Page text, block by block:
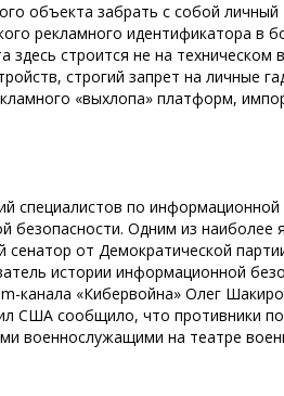
объекта забрать с собой
рекламного идентификатора в
строится не на техническом
строгий запрет на личные
«выхлопа» платформ,
специалистов по информационной
безопасности. Одним из наиболее
сенатор от Демократической
истории информационной
канала «Кибервойна» Олег
США сообщило, что противники
военнослужащими на театре